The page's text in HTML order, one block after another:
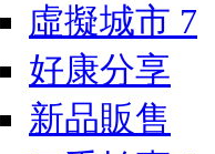
虛擬城市 7
好康分享
新品販售